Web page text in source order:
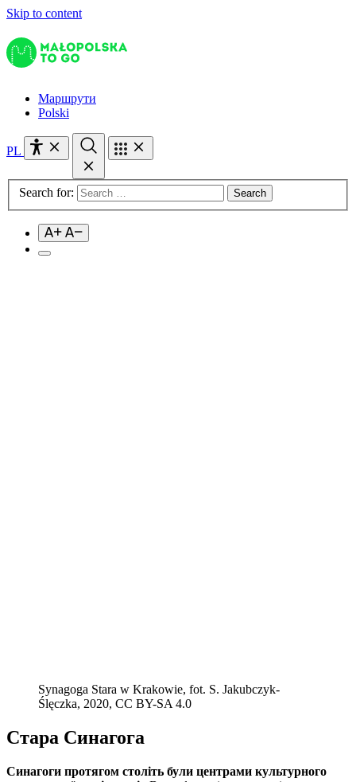
Skip to content
Маршрути
Polski
PL
Search for:
Synagoga Stara w Krakowie, fot. S. Jakubczyk-
Ślęczka, 2020, CC BY-SA 4.0
Стара Синагога
Синагоги протягом століть були центрами культурного